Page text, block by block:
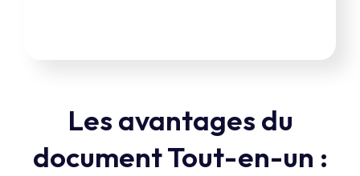
Les avantages du
document Tout-en-un :